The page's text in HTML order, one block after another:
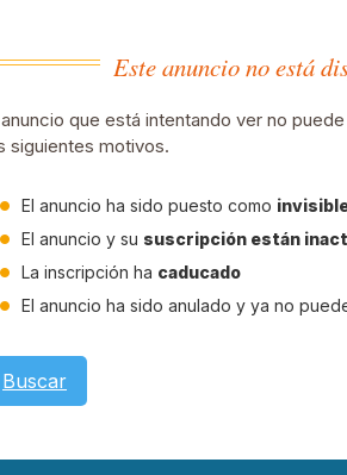
Este anuncio no está
que está intentando ver no
siguientes motivos.
El anuncio ha sido puesto como
El anuncio y su suscripción están
La inscripción ha caducado
El anuncio ha sido anulado y ya no
Buscar